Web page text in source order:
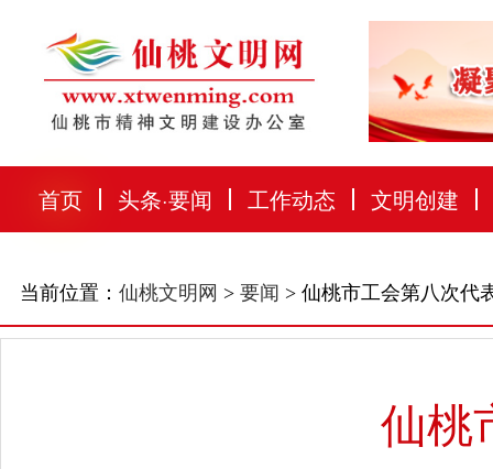
首页 头条·要闻 工作动态 文明创建
当前位置： 仙桃文明网 > 要闻 > 仙桃市工会第八次代
仙桃